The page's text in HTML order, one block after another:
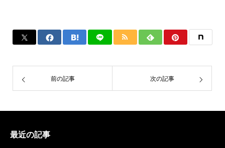
前の記事 次の記事
最近の記事